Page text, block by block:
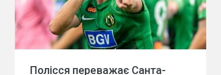
Полісся переважає Санта-